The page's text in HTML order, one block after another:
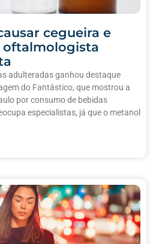
cegueira e
oftalmologista
adulteradas ganhou destaque
do Fantástico, que mostrou a
por consumo de bebidas
especialistas, já que o metanol